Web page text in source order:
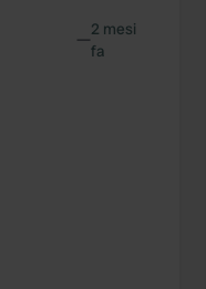
—2 mesi
fa